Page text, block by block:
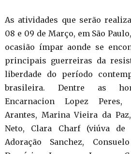
As atividades que serão
08 e 09 de Março, em São
ocasião ímpar aonde se
principais guerreiras da
liberdade do período
brasileira. Dentre as
Encarnacion Lopez
Arantes, Marina Vieira da
Neto, Clara Charf (viúva de
Adoração Sanchez,